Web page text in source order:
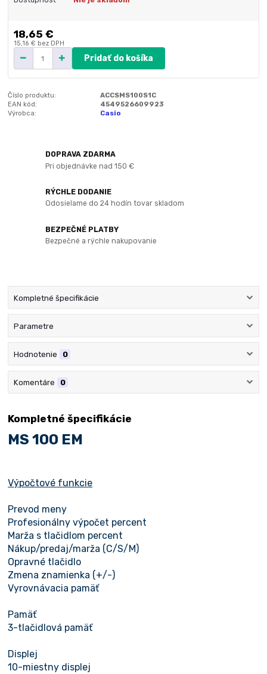
18,65 €
15,16 € bez DPH
Pridať do košíka
Číslo produktu:
ACCSMS100S1C
EAN kód:
4549526609923
Výrobca:
Casio
DOPRAVA ZDARMA
Pri objednávke nad 150 €
RÝCHLE DODANIE
Odosielame do 24 hodín tovar skladom
BEZPEČNÉ PLATBY
Bezpečné a rýchle nakupovanie
Kompletné špecifikácie
Parametre
Hodnotenie 0
Komentáre 0
Kompletné špecifikácie
MS 100 EM
Výpočtové funkcie
Prevod meny
Profesionálny výpočet percent
Marža s tlačidlom percent
Nákup/predaj/marža (C/S/M)
Opravné tlačidlo
Zmena znamienka (+/-)
Vyrovnávacia pamäť
Pamäť
3-tlačidlová pamäť
Displej
10-miestny displej